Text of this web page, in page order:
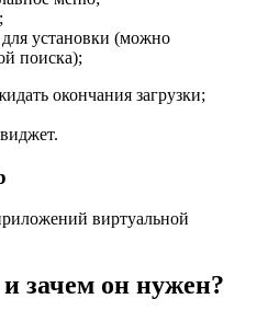
установки (можно
поиска);
окончания загрузки;
виртуальной
зачем он нужен?